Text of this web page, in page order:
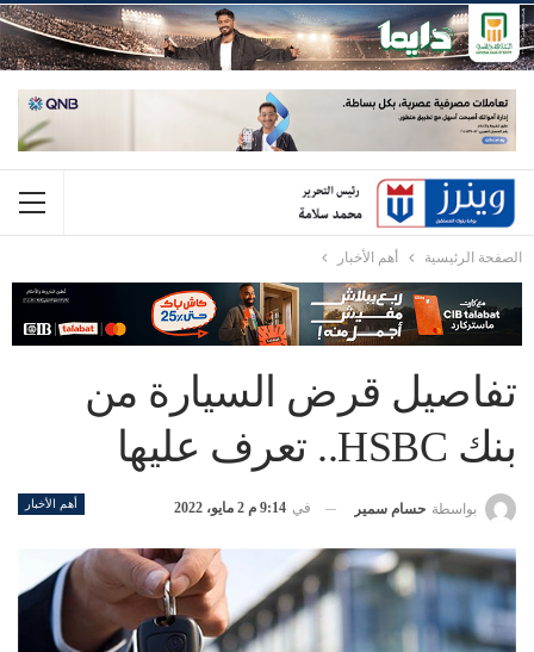
الصفحة الرئيسية أهم الأخبار
تفاصيل قرض السيارة من
بنك HSBC.. تعرف عليها
أهم الأخبار بواسطة حسام سمير في 9:14 م 2 مايو، 2022